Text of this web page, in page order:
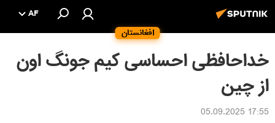
افغانستان
AF
خداحافظی احساسی کیم جونگ اون
از چین
17:55 05.09.2025